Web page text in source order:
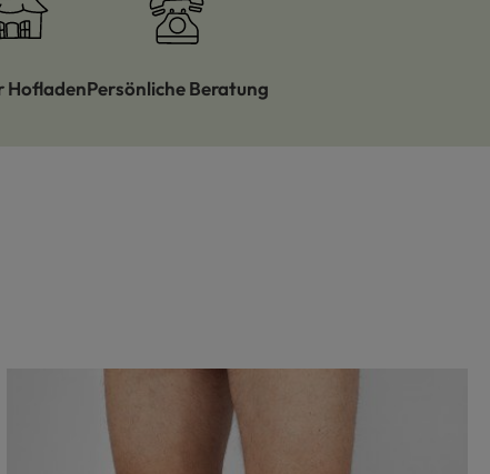
HofladenPersönliche Beratung